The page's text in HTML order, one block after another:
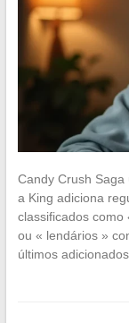
Candy Crush
a King adiciona
classificados
ou « lendários »
últimos